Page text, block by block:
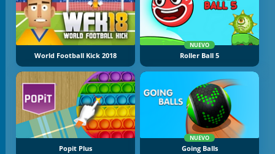
World Football Kick 2018
NUEVO
Roller Ball 5
Popit Plus
NUEVO
Going Balls